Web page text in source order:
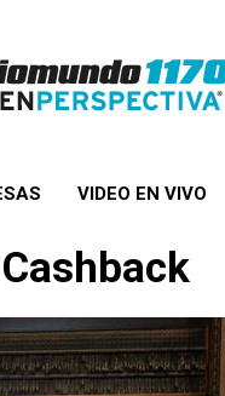
VIDEO EN VIVO